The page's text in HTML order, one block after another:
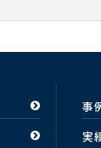
事
実